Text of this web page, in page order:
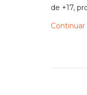
de +17,